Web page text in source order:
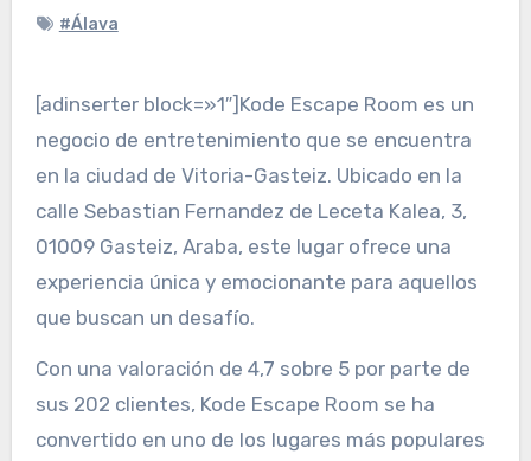
#Álava
[adinserter block=»1″]Kode Escape Room es un
negocio de entretenimiento que se encuentra
en la ciudad de Vitoria-Gasteiz. Ubicado en la
calle Sebastian Fernandez de Leceta Kalea, 3,
01009 Gasteiz, Araba, este lugar ofrece una
experiencia única y emocionante para aquellos
que buscan un desafío.
Con una valoración de 4,7 sobre 5 por parte de
sus 202 clientes, Kode Escape Room se ha
convertido en uno de los lugares más populares